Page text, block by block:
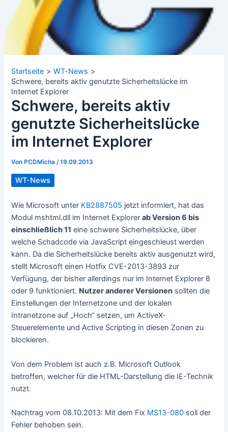
Startseite
WT-News
Schwere, bereits aktiv genutzte Sicherheitslücke im
Internet Explorer
Schwere, bereits aktiv
genutzte Sicherheitslücke
im Internet Explorer
VonPCDMicha/19.09.2013
WT-News
Wie Microsoft unter KB2887505 jetzt informiert, hat das
Modul mshtml.dll im Internet Explorerab Version 6 bis
einschließlich 11 eine schwere Sicherheitslücke, über
welche Schadcode via JavaScript eingeschleust werden
kann. Da die Sicherheitslücke bereits aktiv ausgenutzt wird,
stellt Microsoft einen Hotfix CVE-2013-3893 zur
Verfügung, der bisher allerdings nur im Internet Explorer 8
oder 9 funktioniert. Nutzer anderer Versionen sollten die
Einstellungen der Internetzone und der lokalen
Intranetzone auf „Hoch“ setzen, um ActiveX-
Steuerelemente und Active Scripting in diesen Zonen zu
blockieren.
Von dem Problem ist auch z.B. Microsoft Outlook
betroffen, welcher für die HTML-Darstellung die IE-Technik
nutzt.
Nachtrag vom 08.10.2013: Mit dem Fix MS13-080 soll der
Fehler behoben sein.